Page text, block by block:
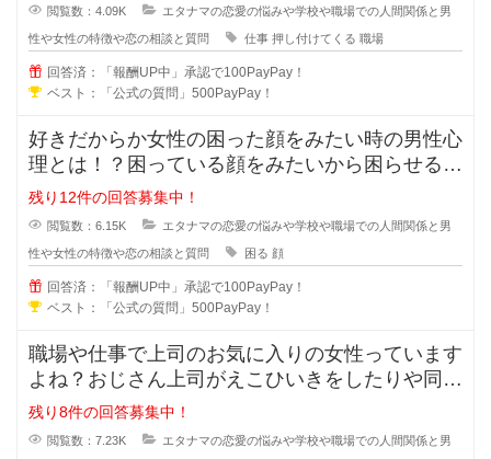
閲覧数：4.09K エタナマの恋愛の悩みや学校や職場での人間関係と男
性や女性の特徴や恋の相談と質問 仕事 押し付けてくる 職場
回答済：「報酬UP中」承認で100PayPay！
ベスト：「公式の質問」500PayPay！
好きだからか女性の困った顔をみたい時の男性心
理とは！？困っている顔をみたいから困らせる男
性っていますよね？困らせて困った
残り12件の回答募集中！
閲覧数：6.15K エタナマの恋愛の悩みや学校や職場での人間関係と男
性や女性の特徴や恋の相談と質問 困る 顔
回答済：「報酬UP中」承認で100PayPay！
ベスト：「公式の質問」500PayPay！
職場や仕事で上司のお気に入りの女性っています
よね？おじさん上司がえこひいきをしたりや同じ
事をしているのに褒められるのはお
残り8件の回答募集中！
閲覧数：7.23K エタナマの恋愛の悩みや学校や職場での人間関係と男